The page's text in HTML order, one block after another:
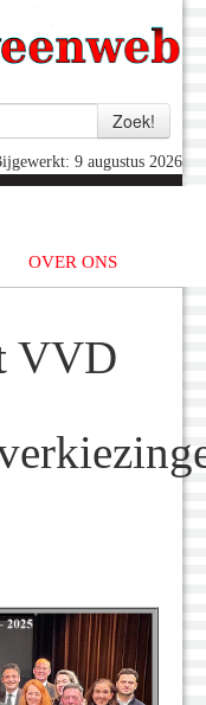
9 augustus 2026
OVER ONS
VVD